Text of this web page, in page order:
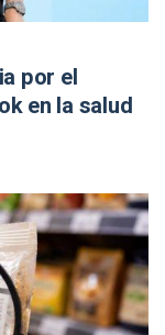
por el
en la salud